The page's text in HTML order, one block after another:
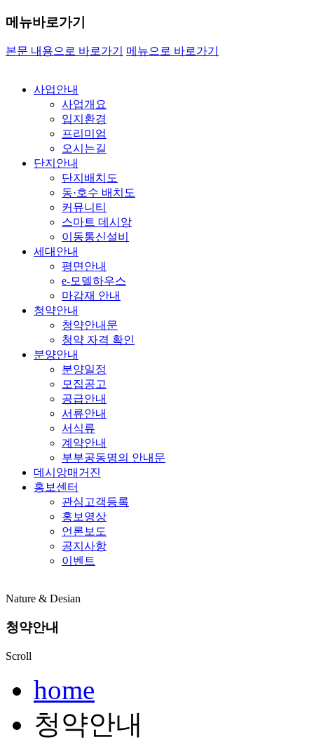
메뉴바로가기
본문 내용으로 바로가기 메뉴으로 바로가기
사업안내
사업개요
입지환경
프리미엄
오시는길
단지안내
단지배치도
동·호수 배치도
커뮤니티
스마트 데시앙
이동통신설비
세대안내
평면안내
e-모델하우스
마감재 안내
청약안내
청약안내문
청약 자격 확인
분양안내
분양일정
모집공고
공급안내
서류안내
서식류
계약안내
부부공동명의 안내문
데시앙매거진
홍보센터
관심고객등록
홍보영상
언론보도
공지사항
이벤트
Nature & Desian
청약안내
Scroll
home
청약안내